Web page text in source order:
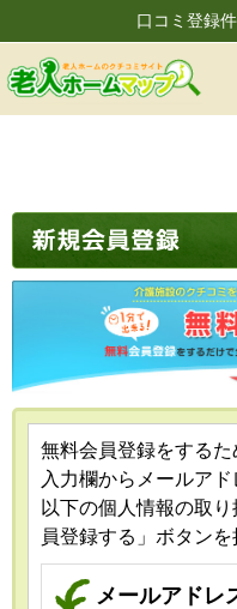
口コミ登録
無料会員登録をする
入力欄からメールア
以下の個人情報の取
員登録する」ボタン
メールアドレ